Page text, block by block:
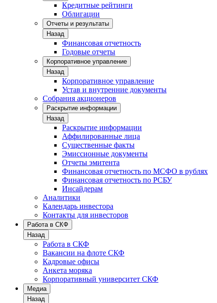
Кредитные рейтинги
Облигации
Отчеты и результаты
Назад
Финансовая отчетность
Годовые отчеты
Корпоративное управление
Назад
Корпоративное управление
Устав и внутренние документы
Собрания акционеров
Раскрытие информации
Назад
Раскрытие информации
Аффилированные лица
Существенные факты
Эмиссионные документы
Отчеты эмитента
Финансовая отчетность по МСФО в рублях
Финансовая отчетность по РСБУ
Инсайдерам
Аналитики
Календарь инвестора
Контакты для инвесторов
Работа в СКФ
Назад
Работа в СКФ
Вакансии на флоте СКФ
Кадровые офисы
Анкета моряка
Корпоративный университет СКФ
Медиа
Назад